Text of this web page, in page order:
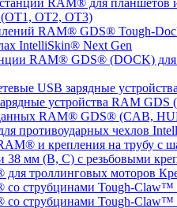
OT2, OT3)
IntelliSkin® Next Gen